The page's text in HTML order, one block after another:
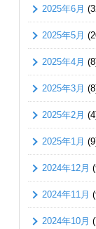
2025年6月
2025年5月
2025年4月
2025年3月
2025年2月
2025年1月
2024年12月
2024年11月
2024年10月